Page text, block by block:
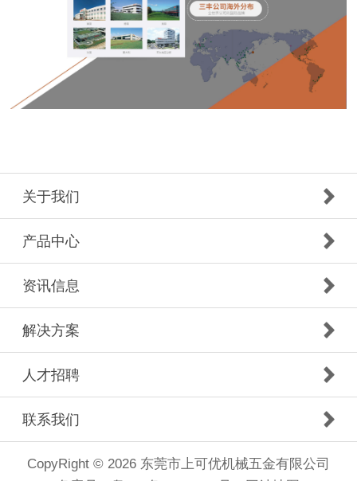
关于我们
产品中心
资讯信息
解决方案
人才招聘
联系我们
CopyRight © 2026 东莞市上可优机械五金有限公司